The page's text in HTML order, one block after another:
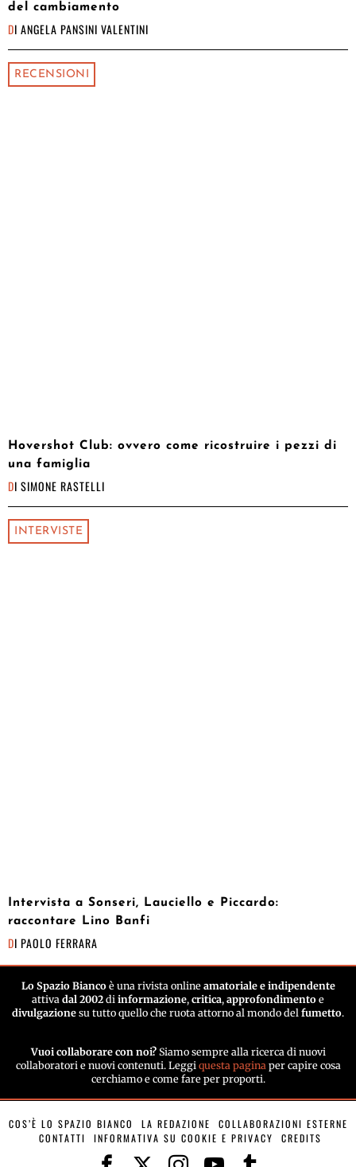
del cambiamento
DI ANGELA PANSINI VALENTINI
RECENSIONI
Hovershot Club: ovvero come ricostruire i pezzi di
una famiglia
DI SIMONE RASTELLI
INTERVISTE
Intervista a Sonseri, Lauciello e Piccardo:
raccontare Lino Banfi
DI PAOLO FERRARA
Lo Spazio Biancoè una rivista online amatoriale e indipendente
attiva dal 2002 di informazione, critica, approfondimento e
divulgazione su tutto quello che ruota attorno al mondo del fumetto.
Vuoi collaborare con noi? Siamo sempre alla ricerca di nuovi
collaboratori e nuovi contenuti. Leggi questa pagina per capire cosa
cerchiamo e come fare per proporti.
COS’È LO SPAZIO BIANCO LA REDAZIONE
COLLABORAZIONI ESTERNE
CONTATTI
INFORMATIVA SU COOKIE E PRIVACY CREDITS